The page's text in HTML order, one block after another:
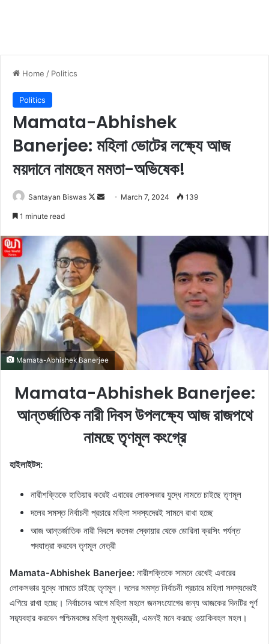
Home / Politics
Politics
Mamata-Abhishek
Banerjee: মহিলা ভোটের লক্ষ্যে আজ
ময়দানে নামছেন মমতা-অভিষেক!
Santayan Biswas
F
o
w
o
n m
l
March 7, 2024 139
1 minute read
Mamata-Abhishek Banerjee
Mamata-Abhishek Banerjee:
আন্তর্জাতিক নারী দিবস উপলক্ষ্যে আজ রাজপথে
নামছে তৃণমূল কংগ্রে
হাইলাইটস:
নারীশক্তিকে হাতিয়ার করেই এবারের লোকসভার যুদ্ধে নামতে চাইছে তৃণমূল
দলের সমস্ত নির্বাচনী প্রচারে মহিলা সদস্যদেরই সামনে রাখা হচ্ছে
আজ আন্তর্জাতিক নারী দিবসে কলেজ স্কোয়ার থেকে ডোরিনা ক্রসিং পর্যন্ত
পদযাত্রা করবেন তৃণমূল নেত্রী
Mamata-Abhishek Banerjee: নারীশক্তিকে সামনে রেখেই এবারের
লোকসভার যুদ্ধে নামতে চাইছে তৃণমূল। দলের সমস্ত নির্বাচনী প্রচারে মহিলা সদস্যদেরই
এগিয়ে রাখা হচ্ছে। নির্বাচনের আগে মহিলা মহলে জনসংযোগের জন্য আজকের দিনটির পূর্ণ
সদ্ব্যবহার করবেন পশ্চিমবঙ্গের মহিলা মুখ্যমন্ত্রী, এমনই মনে করছে ওয়াকিবহল মহল।